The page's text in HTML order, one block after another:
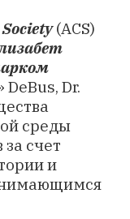
(ACS)
Dr.
среды
счет
и